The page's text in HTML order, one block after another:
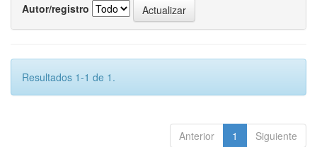
Autor/registro
Resultados 1-1 de 1.
Anterior 1 Siguiente